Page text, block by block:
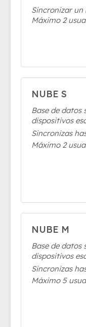
Sincronizar un
Máximo 2
NUBE S
Base de datos
dispositivos
Sincronizas
Máximo 2
NUBE M
Base de datos
dispositivos
Sincronizas
Máximo 5